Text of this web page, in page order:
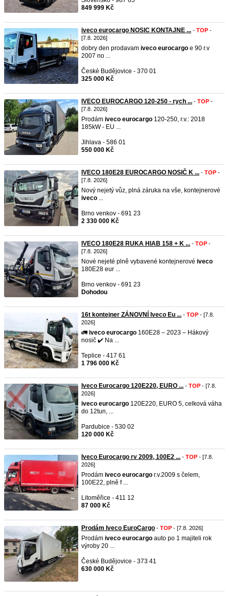
849 999 Kč
iveco eurocargo NOSIC KONTAJNE ... - TOP -
[7.8. 2026]
dobry den prodavam iveco eurocargo e 90 r.v
2007 no ...
České Budějovice - 370 01
325 000 Kč
IVECO EUROCARGO 120-250 - rych ... - TOP -
[7.8. 2026]
Prodám iveco eurocargo 120-250, r.v.: 2018
185kW - EU ...
Jihlava - 586 01
550 000 Kč
IVECO 180E28 EUROCARGO NOSIČ K ... - TOP -
[7.8. 2026]
Nový nejetý vůz, plná záruka na vše, kontejnerové
iveco ...
Brno venkov - 691 23
2 330 000 Kč
IVECO 180E28 RUKA HIAB 158 + K ... - TOP -
[7.8. 2026]
Nové nejeté plně vybavené kontejnerové iveco
180E28 eur ...
Brno venkov - 691 23
Dohodou
16t kontejner ZÁNOVNÍ Iveco Eu ... - TOP - [7.8.
2026]
🚛 iveco eurocargo 160E28 – 2023 – Hákový
nosič ✔️ Na ...
Teplice - 417 61
1 796 000 Kč
Iveco Eurocargo 120E220, EURO ... - TOP - [7.8.
2026]
iveco eurocargo 120E220, EURO 5, celková váha
do 12tun, ...
Pardubice - 530 02
120 000 Kč
Iveco Eurocargo rv 2009, 100E2 ... - TOP - [7.8.
2026]
Prodám iveco eurocargo r.v.2009 s čelem,
100E22, plně f ...
Litoměřice - 411 12
87 000 Kč
Prodám Iveco EuroCargo - TOP - [7.8. 2026]
Prodám iveco eurocargo auto po 1 majiteli rok
výroby 20 ...
České Budějovice - 373 41
630 000 Kč